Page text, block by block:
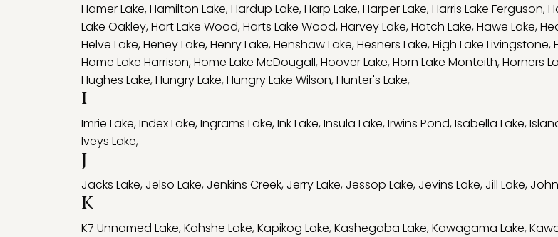
Hamer Lake,Hamilton Lake,Hardup Lake,Harp Lake,Harper Lake,Harris Lake Ferguson,
Lake Oakley,Hart Lake Wood,Harts Lake Wood,Harvey Lake,Hatch Lake,Hawe Lake,
Helve Lake,Heney Lake,Henry Lake,Henshaw Lake,Hesners Lake,High Lake Livingstone,
Home Lake Harrison,Home Lake McDougall,Hoover Lake,Horn Lake Monteith,Horners
Hughes Lake,Hungry Lake,Hungry Lake Wilson,Hunter's Lake,
I
Imrie Lake,Index Lake,Ingrams Lake,Ink Lake,Insula Lake,Irwins Pond,Isabella Lake,
Iveys Lake,
J
Jacks Lake, Jelso Lake, Jenkins Creek, Jerry Lake, Jessop Lake, Jevins Lake, Jill Lake,
K
K7 Unnamed Lake,Kahshe Lake,Kapikog Lake,Kashegaba Lake,Kawagama Lake,